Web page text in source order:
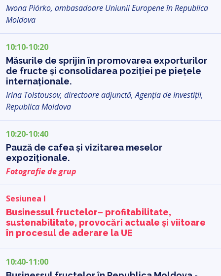
Iwona Piórko, ambasadoare Uniunii Europene în Republica
Moldova
10:10-10:20
Măsurile de sprijin în promovarea exporturilor
de fructe și consolidarea poziției pe piețele
internaționale.
Irina Tolstousov, directoare adjunctă, Agenția de Investiții,
Republica Moldova
10:20-10:40
Pauză de cafea și vizitarea meselor
expoziționale.
Fotografie de grup
Sesiunea I
Businessul fructelor– profitabilitate,
sustenabilitate, provocări actuale și viitoare
în procesul de aderare la UE
10:40-11:00